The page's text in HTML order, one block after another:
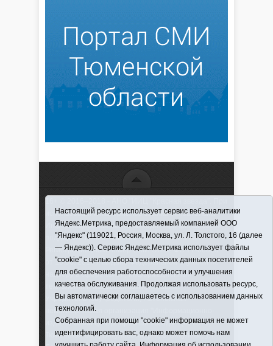
использовании материалов ссылка обязательна
Информационная лента выходит при финансовой
поддержке правительства Тюменской области
Регистрационный номер СМИ ЭЛ № ФС 77-66066
от 10.06. 2016 г. выдано Федеральной службой по
надзору в сфере связи, информационных
технологий и массовых коммуникаций.
Учредитель (соучредители) Автономная
некоммерческая организация "Информационно-
издательский центр "Красная звезда"" (627570,
Тюменская обл., Викуловский р-н, с. Викулово, ул.
Настоящий ресурс использует сервис веб-аналитики
Яндекс.Метрика, предоставляемый компанией ООО
"Яндекс" (119021, Россия, Москва, ул. Л. Толстого, 16 (далее
— Яндекс)). Сервис Яндекс.Метрика использует файлы
"cookie" с целью сбора технических данных посетителей
для обеспечения работоспособности и улучшения
качества обслуживания. Продолжая использовать ресурс,
Вы автоматически соглашаетесь с использованием данных
технологий.
Собранная при помощи "cookie" информация не может
идентифицировать вас, однако может помочь нам